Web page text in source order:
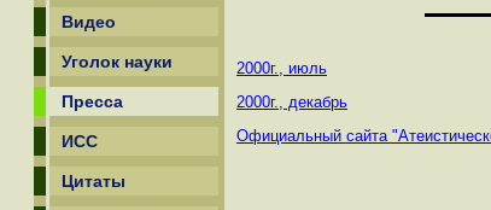
Видео
Уголок науки
Пресса
ИСС
Цитаты
2000г., июль
2000г., декабрь
Официальный сайта